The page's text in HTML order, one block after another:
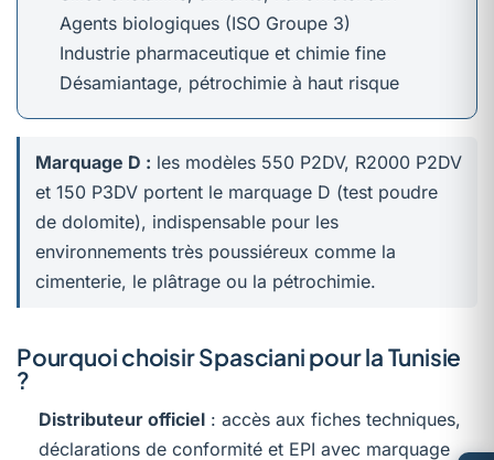
Agents biologiques (ISO Groupe 3)
Industrie pharmaceutique et chimie fine
Désamiantage, pétrochimie à haut risque
Marquage D : les modèles 550 P2DV, R2000 P2DV
et 150 P3DV portent le marquage D (test poudre
de dolomite), indispensable pour les
environnements très poussiéreux comme la
cimenterie, le plâtrage ou la pétrochimie.
Pourquoi choisir Spasciani pour la Tunisie
?
Distributeur officiel : accès aux fiches techniques,
déclarations de conformité et EPI avec marquage